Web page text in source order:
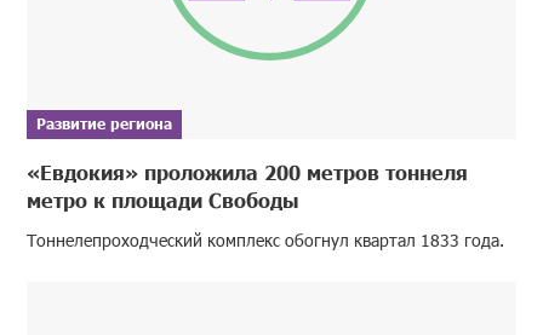
Развитие региона
«Евдокия» проложила 200 метров тоннеля
метро к площади Свободы
Тоннелепроходческий комплекс обогнул квартал 1833 года.